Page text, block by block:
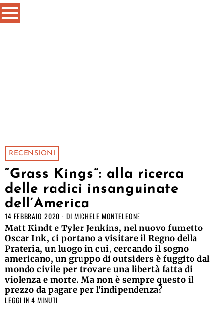
RECENSIONI
“Grass Kings”: alla ricerca
delle radici insanguinate
dell’America
14 FEBBRAIO 2020 DI MICHELE MONTELEONE
Matt Kindt e Tyler Jenkins, nel nuovo fumetto
Oscar Ink, ci portano a visitare il Regno della
Prateria, un luogo in cui, cercando il sogno
americano, un gruppo di outsiders è fuggito dal
mondo civile per trovare una libertà fatta di
violenza e morte. Ma non è sempre questo il
prezzo da pagare per l'indipendenza?
LEGGI IN 4 MINUTI